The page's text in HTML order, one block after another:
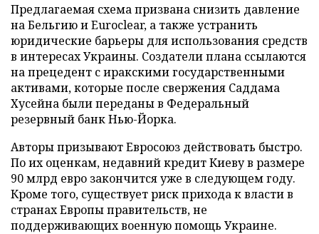
Предлагаемая схема призвана снизить давление
на Бельгию и Euroclear, а также устранить
юридические барьеры для использования средств
в интересах Украины. Создатели плана ссылаются
на прецедент с иракскими государственными
активами, которые после свержения Саддама
Хусейна были переданы в Федеральный
резервный банк Нью-Йорка.
Авторы призывают Евросоюз действовать быстро.
По их оценкам, недавний кредит Киеву в размере
90 млрд евро закончится уже в следующем году.
Кроме того, существует риск прихода к власти в
странах Европы правительств, не
поддерживающих военную помощь Украине.